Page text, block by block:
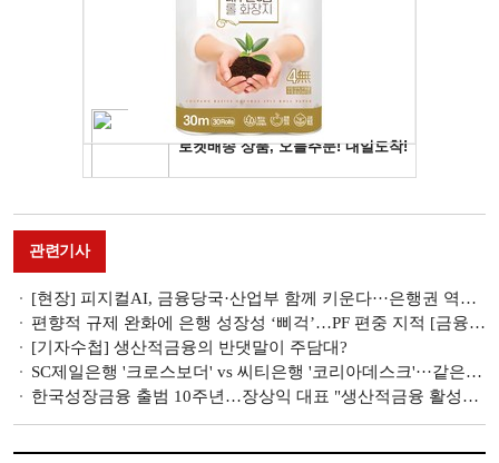
관련기사
[현장] 피지컬AI, 금융당국·산업부 함께 키운다···은행권 역할도 '확대' [생산적 금융 대전환]
편향적 규제 완화에 은행 성장성 ‘삐걱’…PF 편중 지적 [금융 잡는 이재명 정부]
[기자수첩] 생산적금융의 반댓말이 주담대?
SC제일은행 '크로스보더' vs 씨티은행 '코리아데스크'···같은 듯 다른 생산적금융 [외국계 은행 생존전략]
한국성장금융 출범 10주년…장상익 대표 "생산적금융 활성화에 모든 역량 집중"